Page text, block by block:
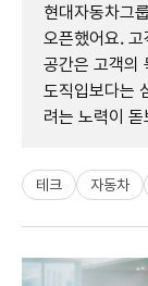
현대자동차그
오픈했어요. 고
공간은 고객의
도직입보다는
려는 노력이 돋
테크 자동차